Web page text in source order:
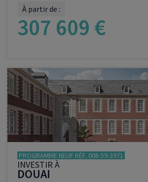
À partir de :
307 609 €
VOIR LE PROGRAMME
PROGRAMME NEUF RÉF. 008-59-3971
INVESTIR À
DOUAI